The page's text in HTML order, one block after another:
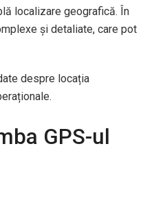
localizare geografică. În
și detaliate, care pot
despre locația
GPS-ul